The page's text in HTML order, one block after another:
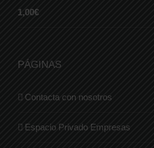
1,00€
PÁGINAS
Contacta con nosotros
Espacio Privado Empresas